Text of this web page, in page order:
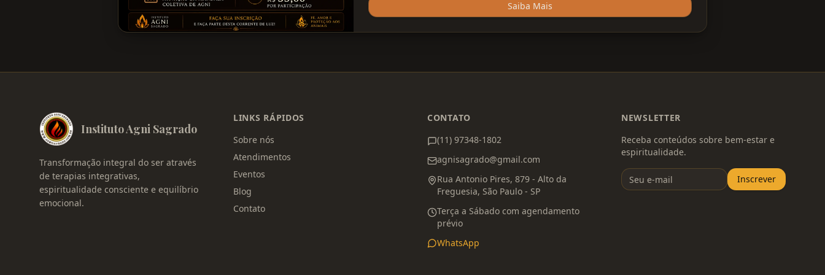
introspecção, oração ou meditação, conectando-se com essa corrente de
transformação. 🐾 Além disso, toda a arrecadação será destinada a uma
Saiba Mais
Instituto Agni Sagrado
Transformação integral do ser através
de terapias integrativas,
espiritualidade consciente e equilíbrio
emocional.
LINKS RÁPIDOS
Sobre nós
Atendimentos
Eventos
Blog
Contato
CONTATO
(11) 97348-1802
agnisagrado@gmail.com
Rua Antonio Pires, 879 - Alto da
Freguesia, São Paulo - SP
Terça a Sábado com agendamento
prévio
WhatsApp
NEWSLETTER
Receba conteúdos sobre bem-estar e
espiritualidade.
Inscrever